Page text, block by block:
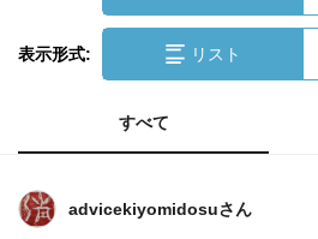
表示形式: リスト
すべて
advicekiyomidosuさん